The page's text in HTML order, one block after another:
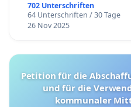
702 Unterschriften
64 Unterschriften / 30 Tage
26 Nov 2025
Petition für die Abschaffung der Tötungsstationen
und für die
kommunaler